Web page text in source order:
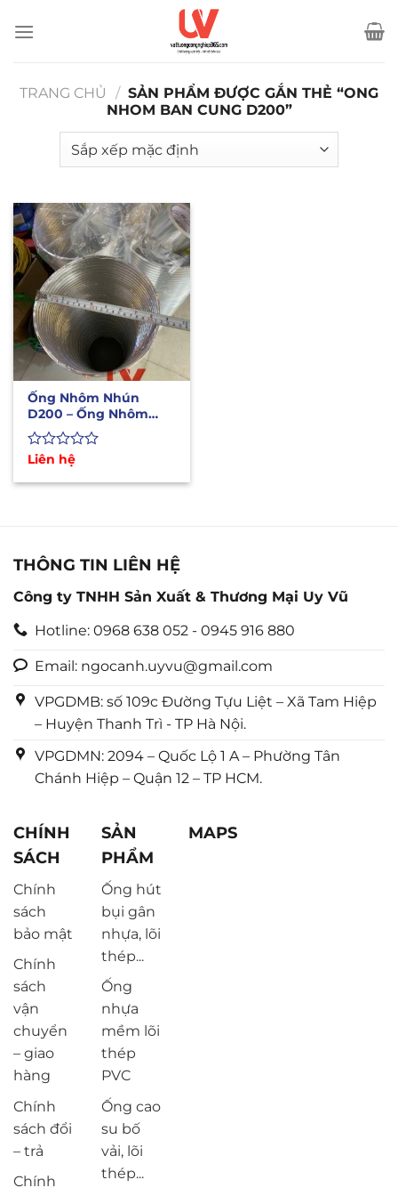
qua
TRANG CHỦ
/ SẢN PHẨM ĐƯỢC GẮN THẺ “ONG
NHOM BAN CUNG D200”
Ống Nhôm Nhún
D200 – Ống Nhôm
Bán Cứng Chịu Nhiệt
Độ Cao
Được
hạng
Liên hệ
THÔNG TIN LIÊN HỆ
Công ty TNHH Sản Xuất & Thương Mại Uy Vũ
Hotline: 0968 638 052 - 0945 916 880
Email: ngocanh.uyvu@gmail.com
VPGDMB: số 109c Đường Tựu Liệt – Xã Tam Hiệp
– Huyện Thanh Trì - TP Hà Nội.
VPGDMN: 2094 – Quốc Lộ 1 A – Phường Tân
Chánh Hiệp – Quận 12 – TP HCM.
CHÍNH
SÁCH
Chính
sách
bảo mật
Chính
sách
vận
chuyển
– giao
hàng
Chính
sách đổi
– trả
Chính
SẢN
PHẨM
Ống hút
bụi gân
nhựa, lõi
thép...
Ống
nhựa
mềm lõi
thép
PVC
Ống cao
su bố
vải, lõi
thép...
MAPS